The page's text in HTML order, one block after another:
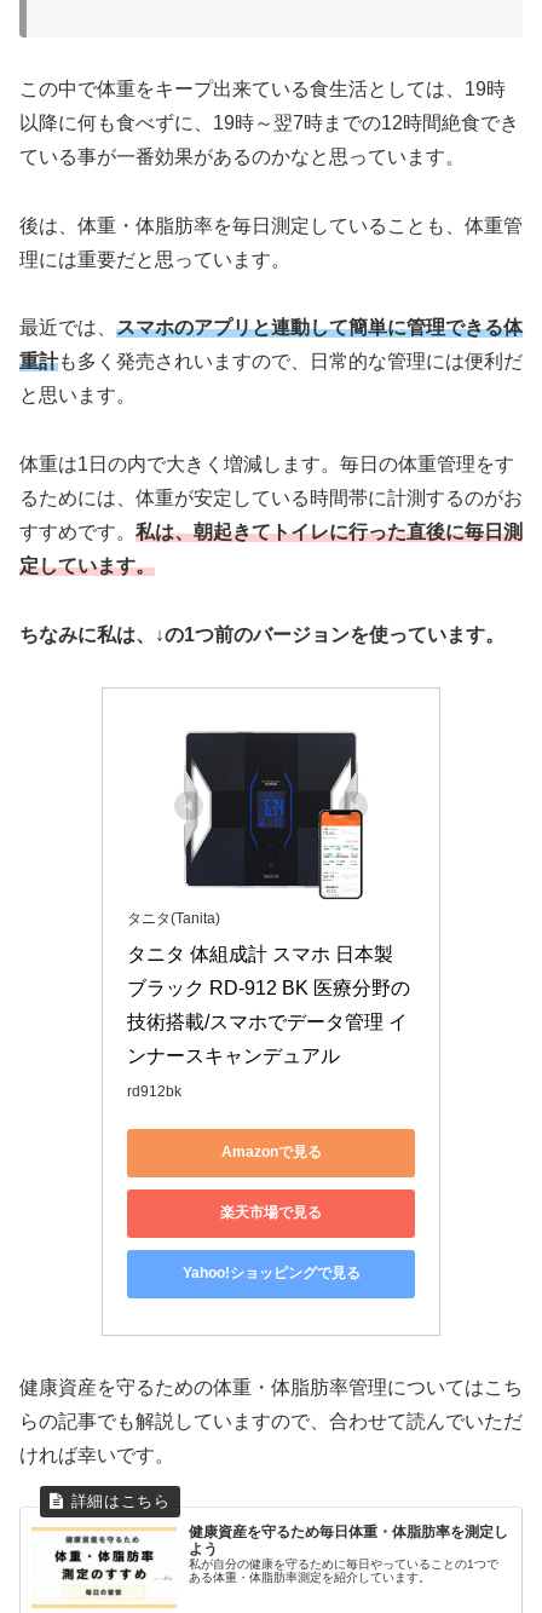
この中で体重をキープ出来ている食生活としては、19時
以降に何も食べずに、19時～翌7時までの12時間絶食でき
ている事が一番効果があるのかなと思っています。
後は、体重・体脂肪率を毎日測定していることも、体重管
理には重要だと思っています。
最近では、 スマホのアプリと連動して簡単に管理できる体
重計も多く発売されいますので、日常的な管理には便利だ
と思います。
体重は1日の内で大きく増減します。毎日の体重管理をす
るためには、体重が安定している時間帯に計測するのがお
すすめです。 私は、朝起きてトイレに行った直後に毎日測
定しています。
ちなみに私は、↓の1つ前のバージョンを使っています。
タニタ(Tanita)
タニタ 体組成計 スマホ 日本製
ブラック RD-912 BK 医療分野の
技術搭載/スマホでデータ管理 イ
ンナースキャンデュアル
rd912bk
Amazonで見る
楽天市場で見る
Yahoo!ショッピングで見る
健康資産を守るための体重・体脂肪率管理についてはこち
らの記事でも解説していますので、合わせて読んでいただ
ければ幸いです。
健康資産を守るため毎日体重・体脂肪率を測定し
よう
私が自分の健康を守るために毎日やっていることの1つで
ある体重・体脂肪率測定を紹介しています。